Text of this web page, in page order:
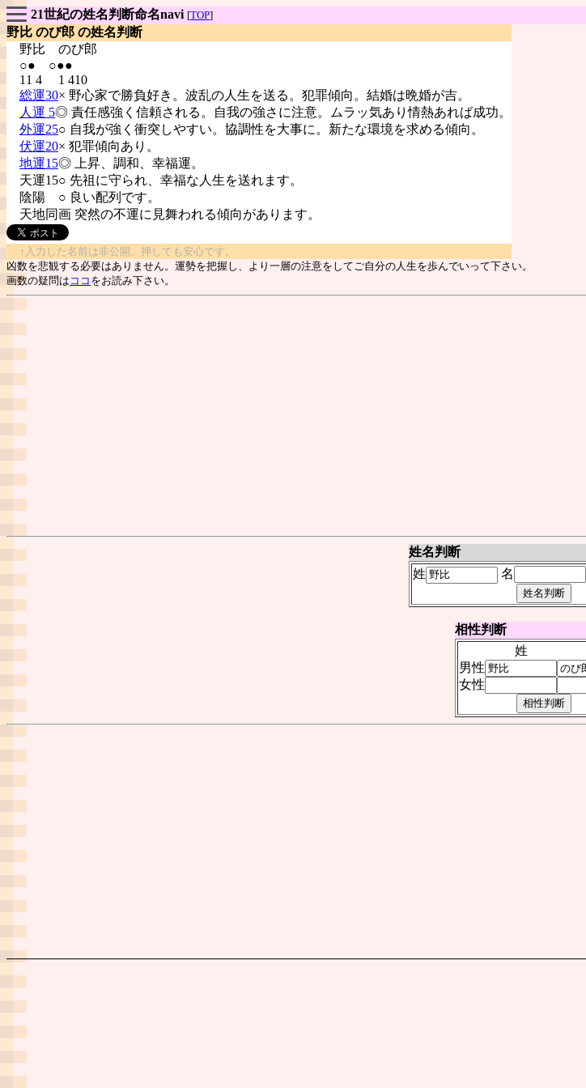
21世紀の姓名判断命名navi [TOP]
野比 のび郎 の姓名判断
野比 のび郎
○● ○●●
11 4 1 410
総運30× 野心家で勝負好き。波乱の人生を送る。犯罪傾向。結婚は晩婚が吉。
人運 5◎ 責任感強く信頼される。自我の強さに注意。ムラッ気あり情熱あれば成功。
外運25○ 自我が強く衝突しやすい。協調性を大事に。新たな環境を求める傾向。
伏運20× 犯罪傾向あり。
地運15◎ 上昇、調和、幸福運。
天運15○ 先祖に守られ、幸福な人生を送れます。
陰陽 ○ 良い配列です。
天地同画 突然の不運に見舞われる傾向があります。
↑入力した名前は非公開。押しても安心です。
凶数を悲観する必要はありません。運勢を把握し、より一層の注意をしてご自分の人生を歩んでいって下さい。
画数の疑問は ココ をお読み下さい。
姓名判断
姓
名
相性判断
姓
男性
女性